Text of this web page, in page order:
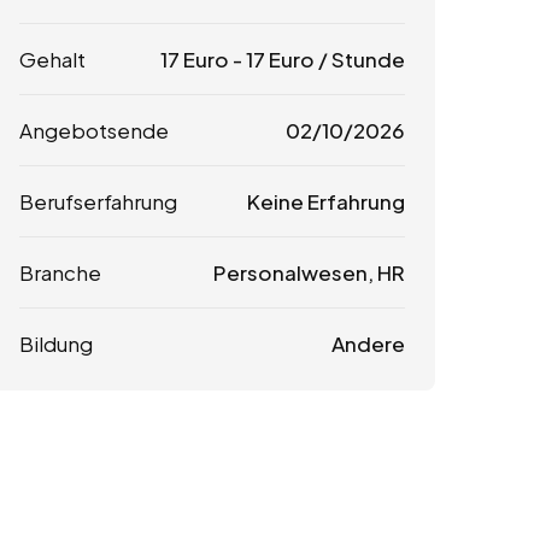
Gehalt 17 Euro -17 Euro / Stunde
Angebotsende 02/10/2026
Berufserfahrung Keine Erfahrung
Branche Personalwesen, HR
Bildung Andere